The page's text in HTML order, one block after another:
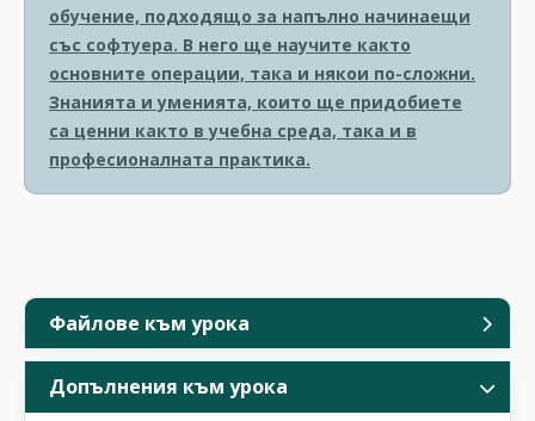
Файлове към урока
Допълнения към урока
обучение, подходящо за напълно начинаещи
със софтуера. В него ще научите както
основните операции, така и някои по-сложни.
Знанията и уменията, които ще придобиете
са ценни както в учебна среда, така и в
професионалната практика.